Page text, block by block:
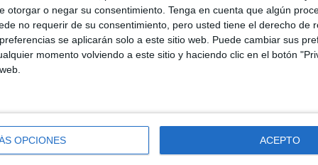
otorgar o negar su consentimiento. Tenga en cuenta que algún
no requerir de su consentimiento, pero usted tiene el derecho de
se aplicarán solo a este sitio web. Puede cambiar sus
momento volviendo a este sitio y haciendo clic en el botón
OPCIONES ACEPTO
Por tanto, Andalucía, sin una educación digna, jamás
de nuestra nación verdi y blanca sea desigual
andaluzas (+3M).
debería ser capaz de conseguir que el
y no de circunstancias definidas por su